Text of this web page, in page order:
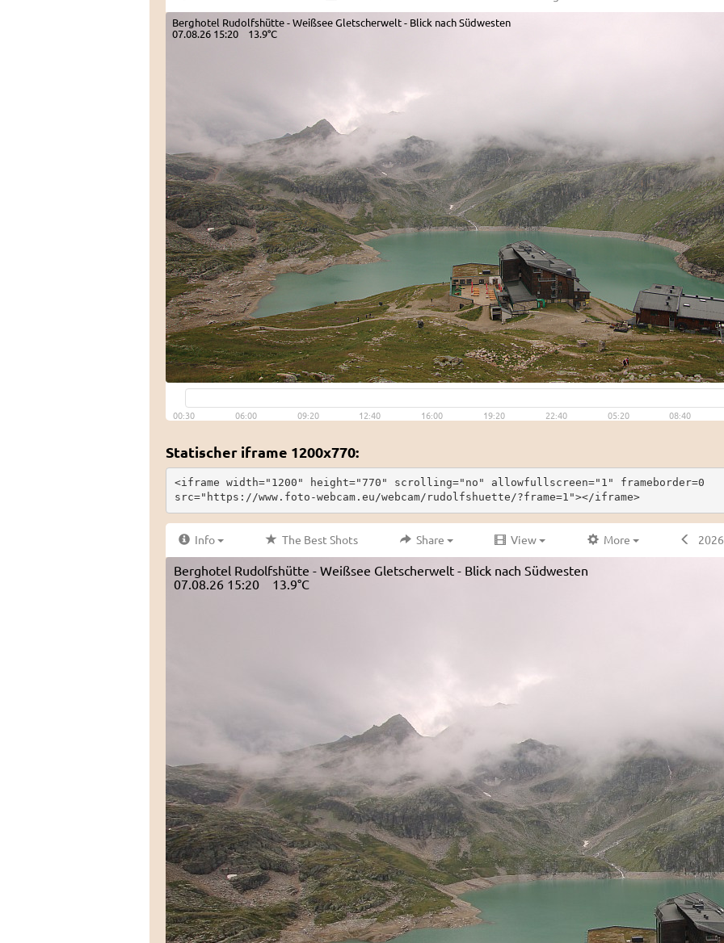
Statischer iframe 1200x770:
<iframe width="1200" height="770" scrolling="no" allowfullscreen="1" frameborder=0
src="https://www.foto-webcam.eu/webcam/rudolfshuette/?frame=1"></iframe>